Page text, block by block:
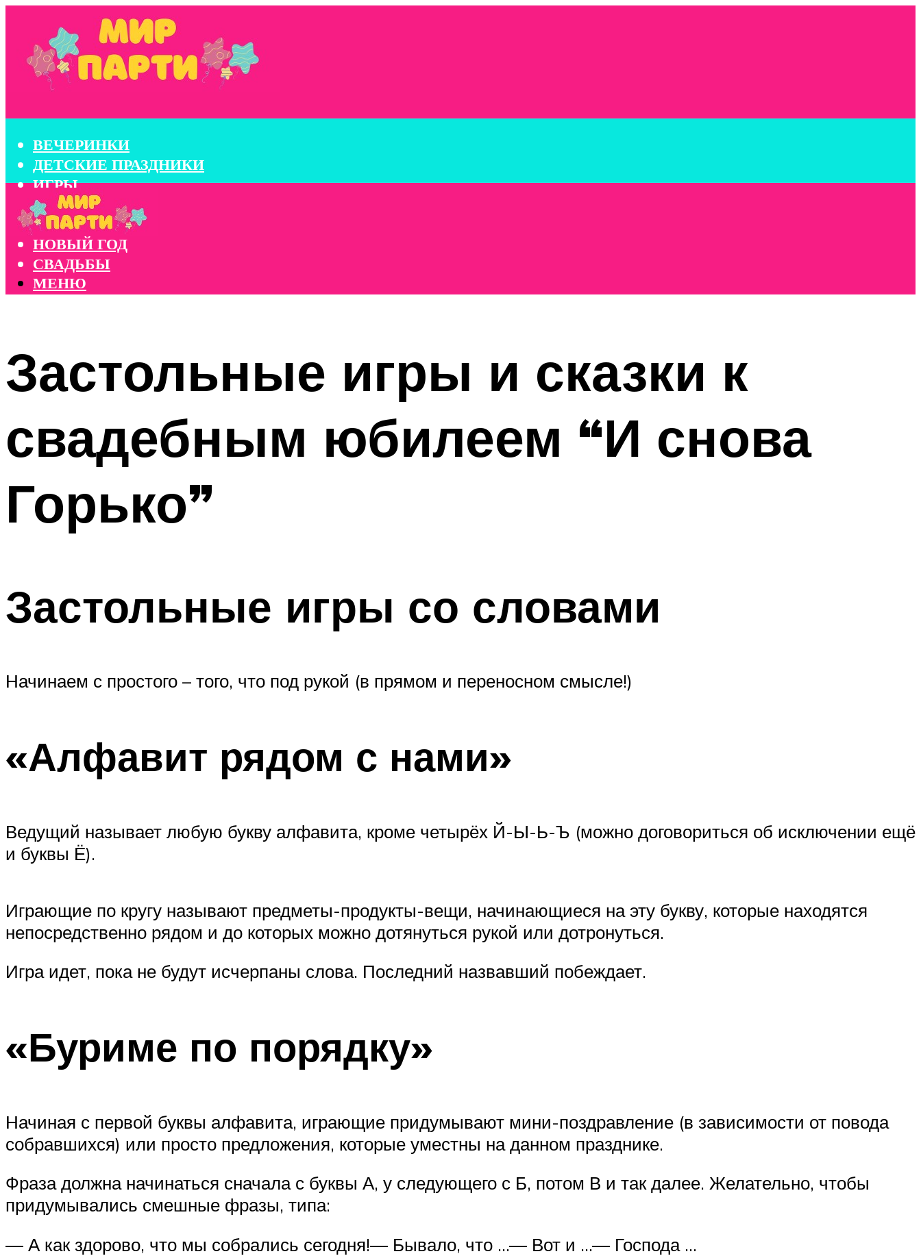
ВЕЧЕРИНКИ
ДЕТСКИЕ ПРАЗДНИКИ
ИГРЫ
КОНКУРСЫ
КОРПОРАТИВЫ
НОВЫЙ ГОД
СВАДЬБЫ
МЕНЮ
Застольные игры и сказки к
свадебным юбилеем “И снова
Горько”
Застольные игры со словами
Начинаем с простого – того, что под рукой (в прямом и переносном смысле!)
«Алфавит рядом с нами»
Ведущий называет любую букву алфавита, кроме четырёх Й-Ы-Ь-Ъ (можно договориться об исключении ещё
и буквы Ё).
Играющие по кругу называют предметы-продукты-вещи, начинающиеся на эту букву, которые находятся
непосредственно рядом и до которых можно дотянуться рукой или дотронуться.
Игра идет, пока не будут исчерпаны слова. Последний назвавший побеждает.
«Буриме по порядку»
Начиная с первой буквы алфавита, играющие придумывают мини-поздравление (в зависимости от повода
собравшихся) или просто предложения, которые уместны на данном празднике.
Фраза должна начинаться сначала с буквы А, у следующего с Б, потом В и так далее. Желательно, чтобы
придумывались смешные фразы, типа:
— А как здорово, что мы собрались сегодня!— Бывало, что …— Вот и …— Господа …